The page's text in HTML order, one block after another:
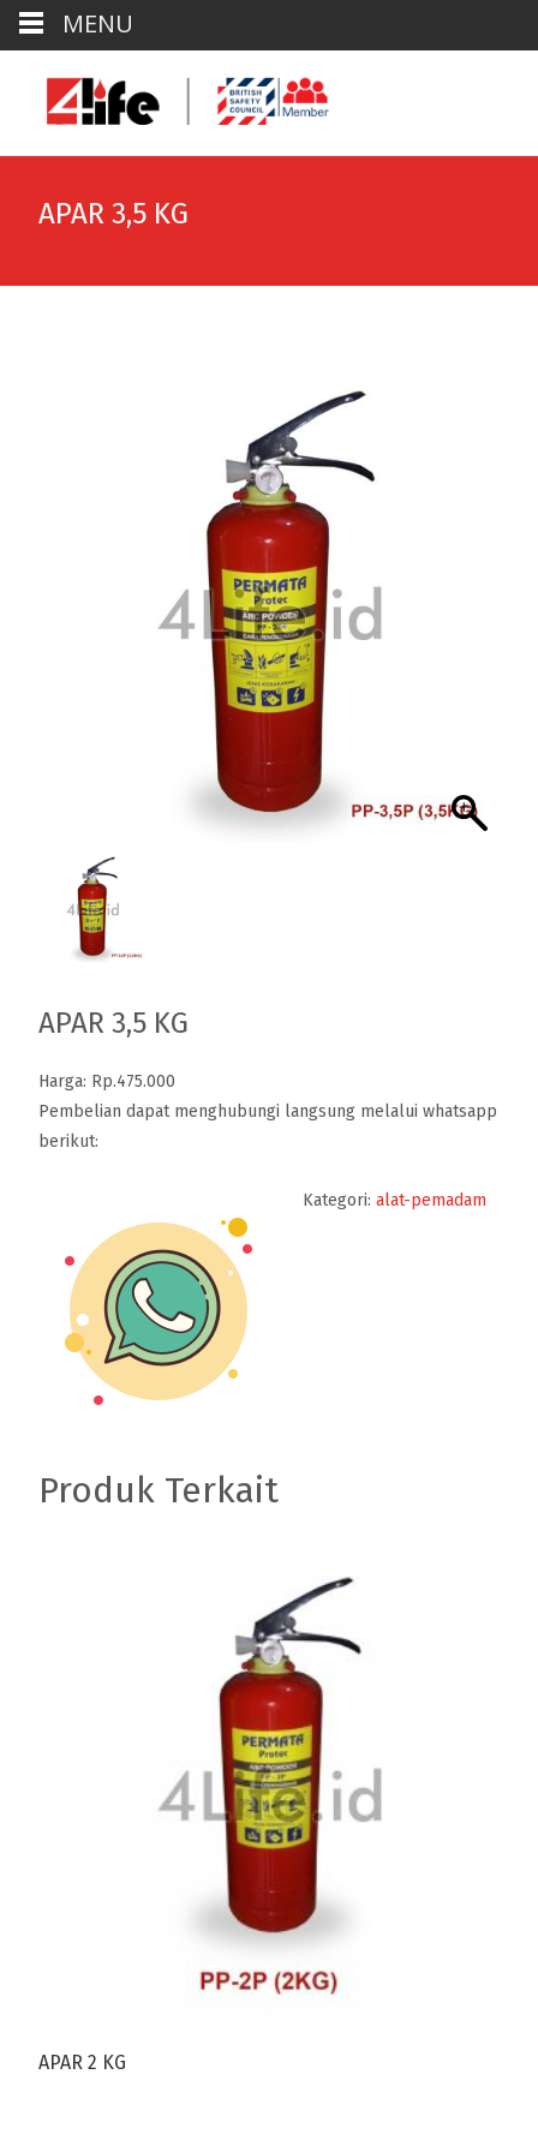
APAR 3,5 KG
APAR 3,5 KG
Harga: Rp.475.000
Pembelian dapat menghubungi langsung melalui whatsapp
berikut:
Kategori: alat-pemadam
Produk Terkait
APAR 2 KG
MENU